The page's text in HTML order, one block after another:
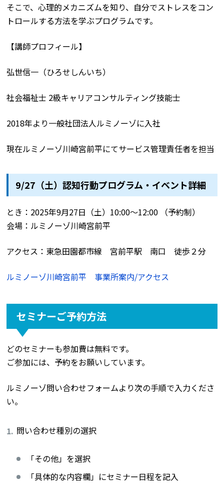
そこで、心理的メカニズムを知り、自分でストレスをコン
トロールする方法を学ぶプログラムです。
【講師プロフィール】
弘世信一（ひろせしんいち）
社会福祉士 2級キャリアコンサルティング技能士
2018年より一般社団法人ルミノーゾに入社
現在ルミノーゾ川崎宮前平にてサービス管理責任者を担当
9/27（土）認知行動プログラム・イベント詳細
とき：2025年9月27日（土）10:00～12:00 （予約制）
会場：ルミノーゾ川崎宮前平
アクセス：東急田園都市線 宮前平駅 南口 徒歩２分
ルミノーゾ川崎宮前平 事業所案内/アクセス
セミナーご予約方法
どのセミナーも参加費は無料です。
ご参加には、予約をお願いしています。
ルミノーゾ問い合わせフォームより次の手順で入力くださ
い。
問い合わせ種別の選択
「その他」を選択
「具体的な内容欄」にセミナー日程を記入